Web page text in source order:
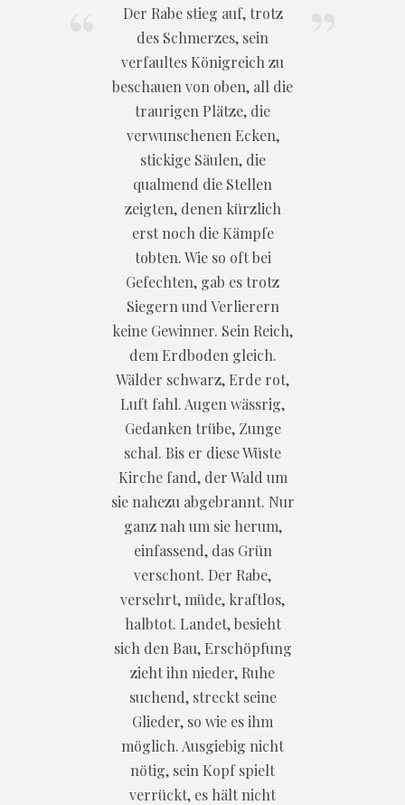
Der Rabe stieg auf, trotz
des Schmerzes, sein
verfaultes Königreich zu
beschauen von oben, all die
traurigen Plätze, die
verwunschenen Ecken,
stickige Säulen, die
qualmend die Stellen
zeigten, denen kürzlich
erst noch die Kämpfe
tobten. Wie so oft bei
Gefechten, gab es trotz
Siegern und Verlierern
keine Gewinner. Sein Reich,
dem Erdboden gleich.
Wälder schwarz, Erde rot,
Luft fahl. Augen wässrig,
Gedanken trübe, Zunge
schal. Bis er diese Wüste
Kirche fand, der Wald um
sie nahezu abgebrannt. Nur
ganz nah um sie herum,
einfassend, das Grün
verschont. Der Rabe,
versehrt, müde, kraftlos,
halbtot. Landet, besieht
sich den Bau, Erschöpfung
zieht ihn nieder, Ruhe
suchend, streckt seine
Glieder, so wie es ihm
möglich. Ausgiebig nicht
nötig, sein Kopf spielt
verrückt, es hält nicht